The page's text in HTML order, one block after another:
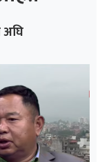
अघि